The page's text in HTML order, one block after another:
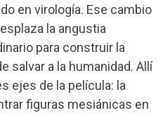
en virología. Ese cambio
la angustia
para construir la
salvar a la humanidad. Allí
ejes de la película: la
figuras mesiánicas en